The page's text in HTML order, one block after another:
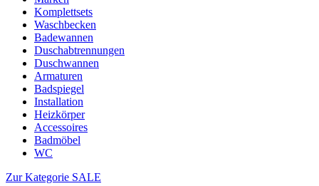
Komplettsets
Waschbecken
Badewannen
Duschabtrennungen
Duschwannen
Armaturen
Badspiegel
Installation
Heizkörper
Accessoires
Badmöbel
WC
Zur Kategorie SALE